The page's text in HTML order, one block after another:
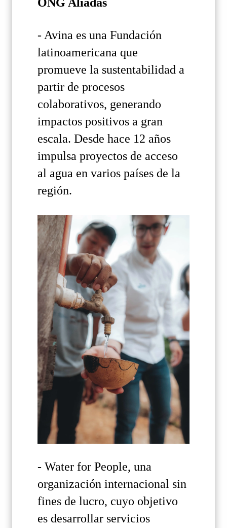
ONG Aliadas
- Avina es una Fundación
latinoamericana que
promueve la sustentabilidad a
partir de procesos
colaborativos, generando
impactos positivos a gran
escala. Desde hace 12 años
impulsa proyectos de acceso
al agua en varios países de la
región.
- Water for People, una
organización internacional sin
fines de lucro, cuyo objetivo
es desarrollar servicios